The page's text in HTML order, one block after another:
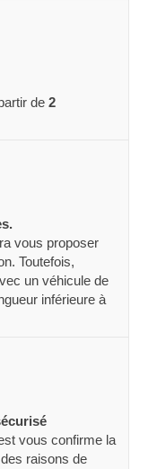
de 2
vous proposer
Toutefois,
un véhicule de
inférieure à
vous confirme la
raisons de